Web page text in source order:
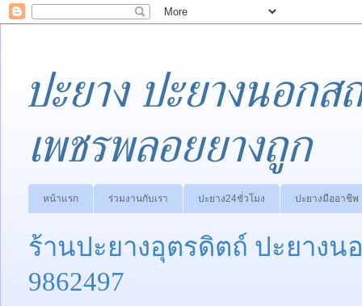
ปะยาง ปะยางนอก
เพชรพลอยยางถูก
หน้าแรก ร่วมงานกับเรา ปะยาง24ชั่วโมง ปะยางมืออาชีพ
ร้านปะยางอุตรดิตถ์ ปะยางน
9862497